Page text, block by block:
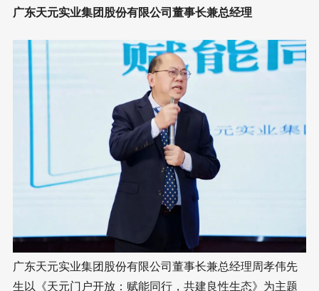
广东天元实业集团股份有限公司董事长兼总经理
广东天元实业集团股份有限公司董事长兼总经理周孝伟先
生以《天元门户开放：赋能同行，共建良性生态》为主题